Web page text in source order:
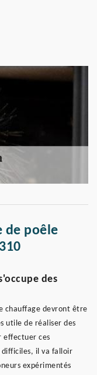
de poêle
des
chauffage devront être
utile de réaliser des
effectuer ces
il va falloir
expérimentés